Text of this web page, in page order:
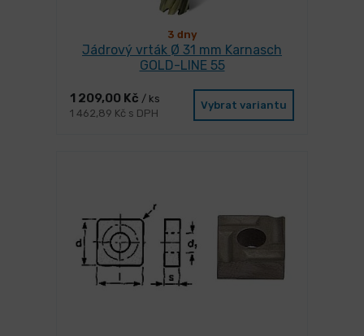
3 dny
Jádrový vrták Ø 31 mm Karnasch
GOLD-LINE 55
1 209,00 Kč / ks
1 462,89 Kč s DPH
Vybrat variantu